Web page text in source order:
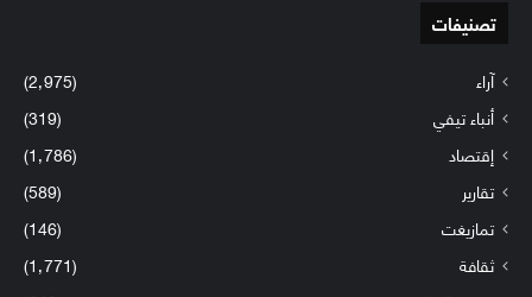
تصنيفات
آراء
(2٬975)
أنباء تيفي
(319)
إقتصاد
(1٬786)
تقارير
(589)
تمازيغت
(146)
ثقافة
(1٬771)